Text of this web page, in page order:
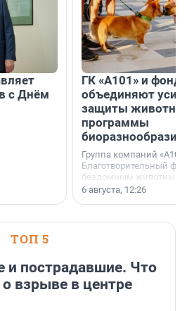
с Днём
ГК «А101» и фонд
объединяют
защиты
программы
биоразнообразия
Группа компаний
Благотворительный
бездомным животным
заключили соглашение
6 августа, 12:26
ТОП 5
и пострадавшие. Что
о взрыве в центре